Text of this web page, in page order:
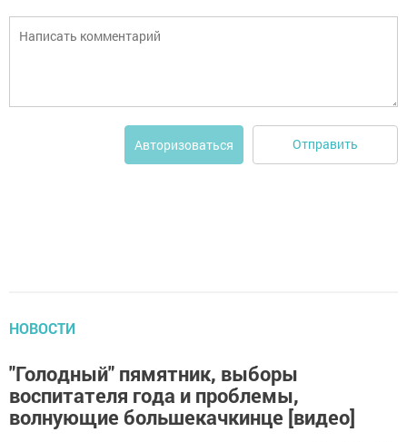
Авторизоваться Отправить
НОВОСТИ
"Голодный" пямятник, выборы
воспитателя года и проблемы,
волнующие большекачкинце [видео]